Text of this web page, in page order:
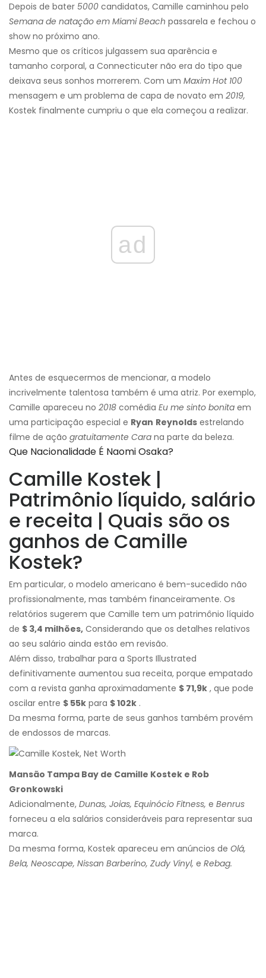
Depois de bater 5000 candidatos, Camille caminhou pelo
Semana de natação em Miami Beach passarela e fechou o
show no próximo ano.
Mesmo que os críticos julgassem sua aparência e
tamanho corporal, a Connecticuter não era do tipo que
deixava seus sonhos morrerem. Com um Maxim Hot 100
mensagem e um problema de capa de novato em 2019,
Kostek finalmente cumpriu o que ela começou a realizar.
ad
Antes de esquecermos de mencionar, a modelo
incrivelmente talentosa também é uma atriz. Por exemplo,
Camille apareceu no 2018 comédia Eu me sinto bonita em
uma participação especial e Ryan Reynolds estrelando
filme de ação gratuitamente Cara na parte da beleza.
Que Nacionalidade É Naomi Osaka?
Camille Kostek |
Patrimônio líquido, salário
e receita | Quais são os
ganhos de Camille
Kostek?
Em particular, o modelo americano é bem-sucedido não
profissionalmente, mas também financeiramente. Os
relatórios sugerem que Camille tem um patrimônio líquido
de $ 3,4 milhões, Considerando que os detalhes relativos
ao seu salário ainda estão em revisão.
Além disso, trabalhar para a Sports Illustrated
definitivamente aumentou sua receita, porque empatado
com a revista ganha aproximadamente $ 71,9k , que pode
oscilar entre $ 55k para $ 102k .
Da mesma forma, parte de seus ganhos também provém
de endossos de marcas.
Mansão Tampa Bay de Camille Kostek e Rob
Gronkowski
Adicionalmente, Dunas, Joias, Equinócio Fitness, e Benrus
forneceu a ela salários consideráveis ​​para representar sua
marca.
Da mesma forma, Kostek apareceu em anúncios de Olá,
Bela, Neoscape, Nissan Barberino, Zudy Vinyl, e Rebag.